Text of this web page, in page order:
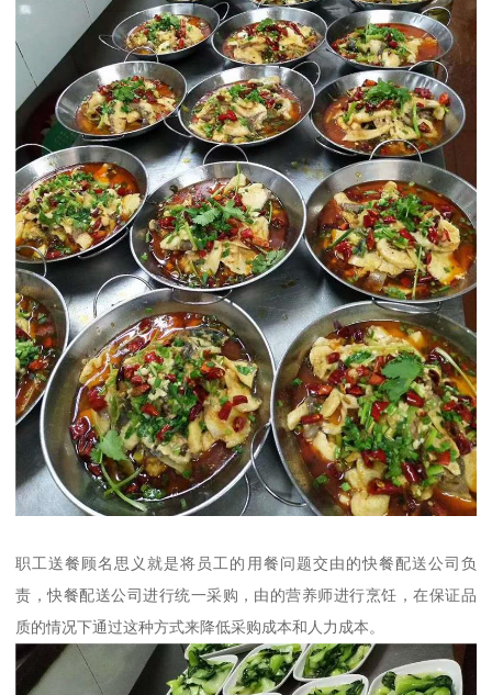
职工送餐顾名思义就是将员工的用餐问题交由的快餐配送公司负
责，快餐配送公司进行统一采购，由的营养师进行烹饪，在保证品
质的情况下通过这种方式来降低采购成本和人力成本。